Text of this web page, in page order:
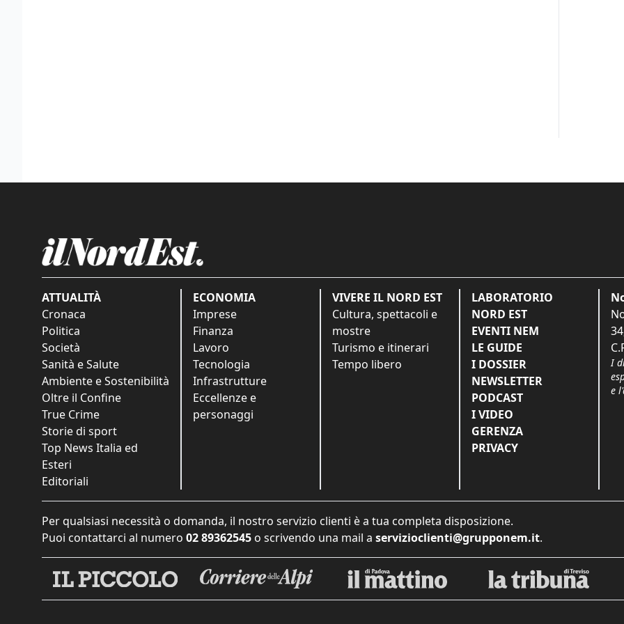
ATTUALITÀ
Cronaca
Politica
Società
Sanità e Salute
Ambiente e Sostenibilità
Oltre il Confine
True Crime
Storie di sport
Top News Italia ed
Esteri
Editoriali
ECONOMIA
Imprese
Finanza
Lavoro
Tecnologia
Infrastrutture
Eccellenze e
personaggi
VIVERE IL NORD EST
Cultura, spettacoli e
mostre
Turismo e itinerari
Tempo libero
LABORATORIO
NORD EST
EVENTI NEM
LE GUIDE
I DOSSIER
NEWSLETTER
PODCAST
I VIDEO
GERENZA
PRIVACY
I
e
Per qualsiasi necessità o domanda, il nostro servizio clienti è a tua completa disposizione.
Puoi contattarci al numero 02 89362545 o scrivendo una mail a servizioclienti@grupponem.it.